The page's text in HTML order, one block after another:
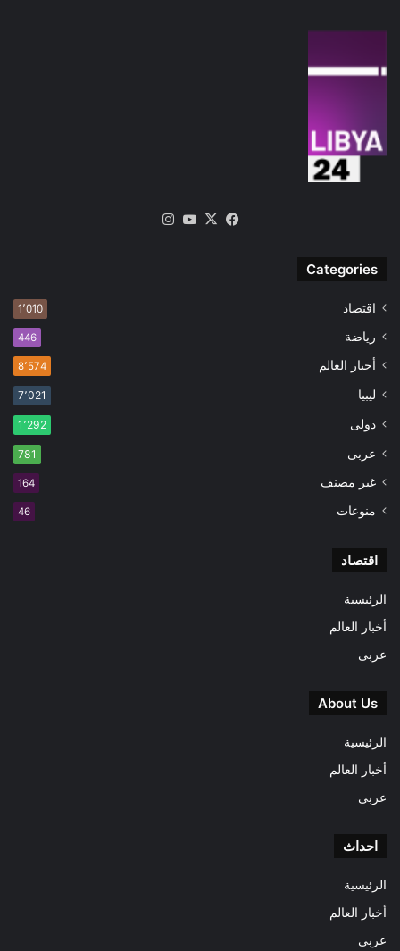
فيسبوك
‫X
‫YouTube
Categories
اقتصاد 1٬010
رياضة 446
أخبار العالم 8٬574
ليبيا 7٬021
دولى 1٬292
عربى 781
غير مصنف 164
منوعات 46
اقتصاد
الرئيسية
أخبار العالم
عربى
About Us
الرئيسية
أخبار العالم
عربى
احداث
الرئيسية
أخبار العالم
عربى